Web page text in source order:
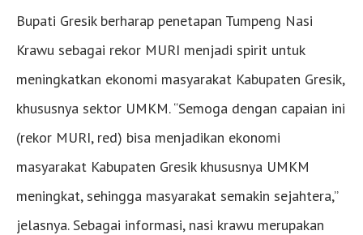
Bupati Gresik berharap penetapan Tumpeng Nasi
Krawu sebagai rekor MURI menjadi spirit untuk
meningkatkan ekonomi masyarakat Kabupaten Gresik,
khususnya sektor UMKM. “Semoga dengan capaian ini
(rekor MURI, red) bisa menjadikan ekonomi
masyarakat Kabupaten Gresik khususnya UMKM
meningkat, sehingga masyarakat semakin sejahtera,”
jelasnya. Sebagai informasi, nasi krawu merupakan